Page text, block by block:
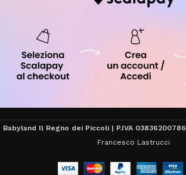
Babyland Il Regno dei Piccoli | P.IVA 03836200786
Francesco Lastrucci